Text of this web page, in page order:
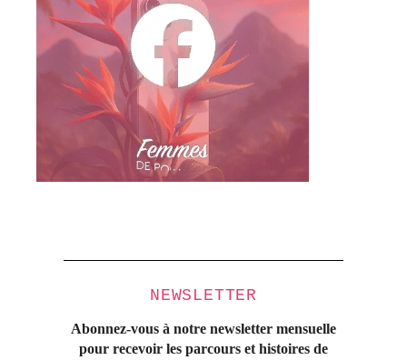
NEWSLETTER
Abonnez-vous à notre newsletter mensuelle
pour recevoir les parcours et histoires de